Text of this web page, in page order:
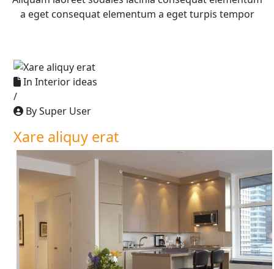
a eget consequat elementum a eget turpis tempor
In Interior ideas
/
By Super User
Xare aliquy erat